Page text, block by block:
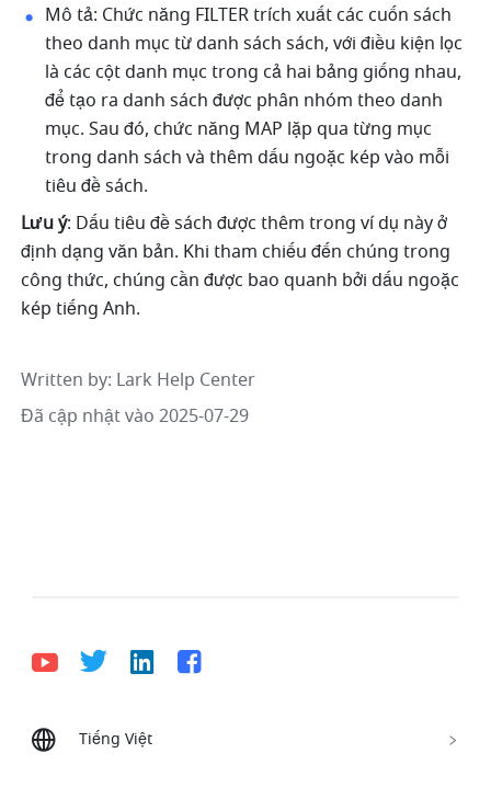
Mô tả: Chức năng FILTER trích xuất các cuốn sách
theo danh mục từ danh sách sách, với điều kiện lọc
là các cột danh mục trong cả hai bảng giống nhau,
để tạo ra danh sách được phân nhóm theo danh
mục. Sau đó, chức năng MAP lặp qua từng mục
trong danh sách và thêm dấu ngoặc kép vào mỗi
tiêu đề sách.
Lưu ý: Dấu tiêu đề sách được thêm trong ví dụ này ở
định dạng văn bản. Khi tham chiếu đến chúng trong
công thức, chúng cần được bao quanh bởi dấu ngoặc
kép tiếng Anh.
Written by: Lark Help Center
Đã cập nhật vào 2025-07-29
Tiếng Việt